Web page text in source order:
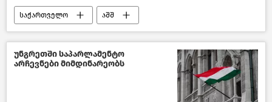
საქართველო აშშ
საქართველოს განათლებისა და მეცნიერების სამინისტრო
გაერო ახალი ამბები
უნგრეთში საპარლამენტო
არჩევნები მიმდინარეობს